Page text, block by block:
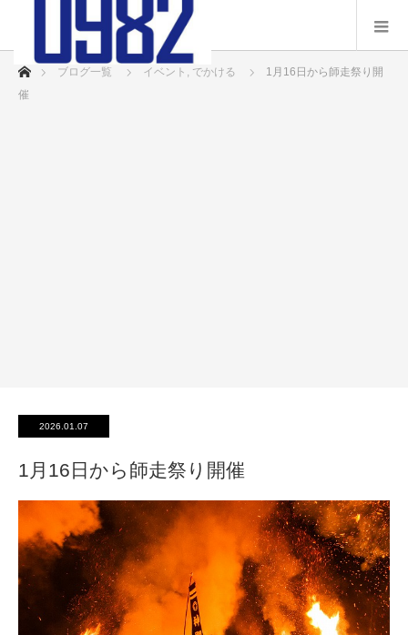
ホームブログ一覧 イベント , でかける
1月16日から師走祭り開
催
2026.01.07
1月16日から師走祭り開催